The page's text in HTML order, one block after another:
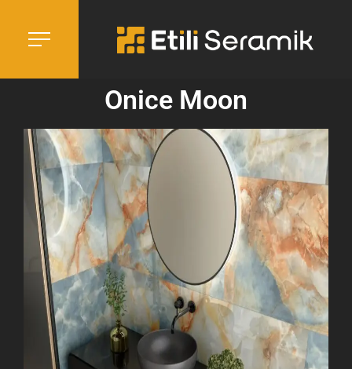
Onice Moon